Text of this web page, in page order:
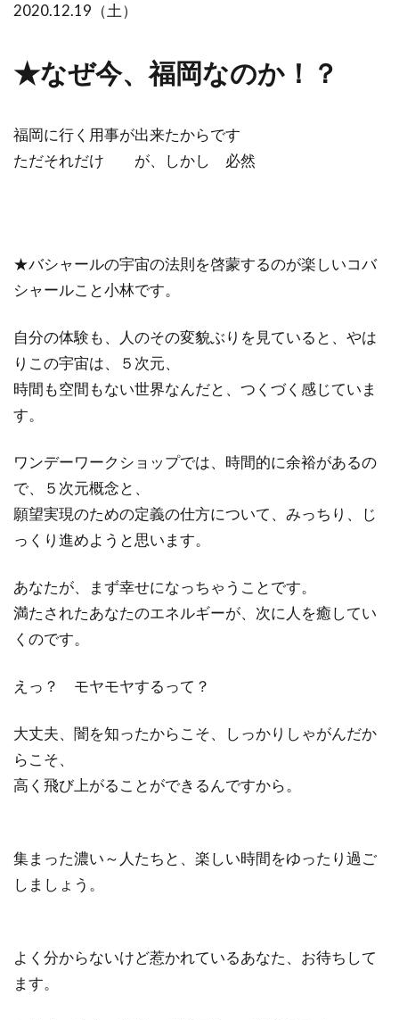
2020.12.19（土）
★なぜ今、福岡なのか！？
福岡に行く用事が出来たからです
ただそれだけ が、しかし 必然
★バシャールの宇宙の法則を啓蒙するのが楽しいコバ
シャールこと小林です。
自分の体験も、人のその変貌ぶりを見ていると、やは
りこの宇宙は、５次元、
時間も空間もない世界なんだと、つくづく感じていま
す。
ワンデーワークショップでは、時間的に余裕があるの
で、５次元概念と、
願望実現のための定義の仕方について、みっちり、じ
っくり進めようと思います。
あなたが、まず幸せになっちゃうことです。
満たされたあなたのエネルギーが、次に人を癒してい
くのです。
えっ？ モヤモヤするって？
大丈夫、闇を知ったからこそ、しっかりしゃがんだか
らこそ、
高く飛び上がることができるんですから。
集まった濃い～人たちと、楽しい時間をゆったり過ご
しましょう。
よく分からないけど惹かれているあなた、お待ちして
ます。